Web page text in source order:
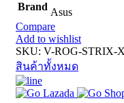
Brand Asus
Compare
Add to wishlist
SKU: V-ROG-STRIX-
สินค้าทั้งหมด